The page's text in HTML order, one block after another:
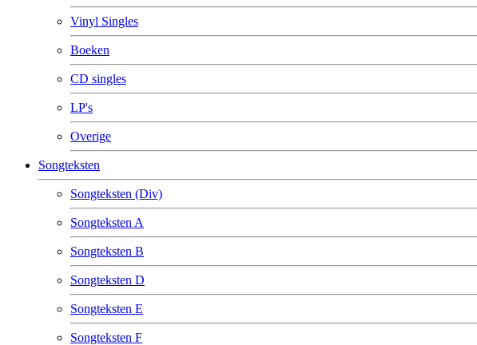
Vinyl Singles
Boeken
CD singles
LP's
Overige
Songteksten
Songteksten (Div)
Songteksten A
Songteksten B
Songteksten D
Songteksten E
Songteksten F